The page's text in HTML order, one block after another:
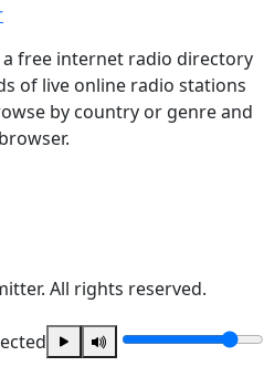
free internet radio directory
of live online radio stations
by country or genre and
All rights reserved.